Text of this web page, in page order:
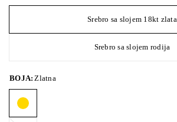
Srebro sa slojem 18kt zlata
Srebro sa slojem rodija
BOJA: Zlatna